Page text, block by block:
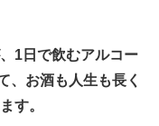
1日で飲むアルコー
、お酒も人生も長く
す。